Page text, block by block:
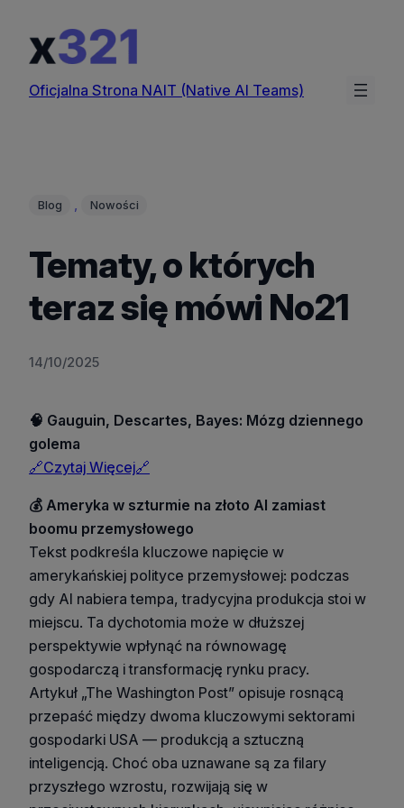
treści
Oficjalna Strona NAIT (Native AI Teams)
Blog , Nowości
Tematy, o których
teraz się mówi No21
14/10/2025
🧠 Gauguin, Descartes, Bayes: Mózg dziennego
golema
🔗Czytaj Więcej🔗
💰 Ameryka w szturmie na złoto AI zamiast
boomu przemysłowego
Tekst podkreśla kluczowe napięcie w
amerykańskiej polityce przemysłowej: podczas
gdy AI nabiera tempa, tradycyjna produkcja stoi w
miejscu. Ta dychotomia może w dłuższej
perspektywie wpłynąć na równowagę
gospodarczą i transformację rynku pracy.
Artykuł „The Washington Post” opisuje rosnącą
przepaść między dwoma kluczowymi sektorami
gospodarki USA — produkcją a sztuczną
inteligencją. Choć oba uznawane są za filary
przyszłego wzrostu, rozwijają się w